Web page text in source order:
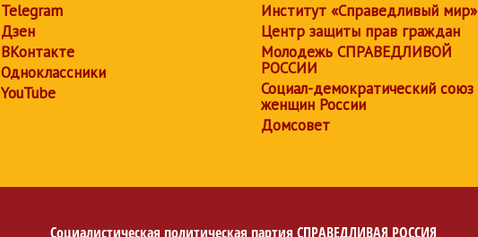
Telegram
Дзен
ВКонтакте
Одноклассники
YouTube
Институт «Справедливый мир»
Центр защиты прав граждан
Молодежь СПРАВЕДЛИВОЙ
РОССИИ
Социал-демократический союз
женщин России
Домсовет
Социалистическая политическая партия СПРАВЕДЛИВАЯ РОССИЯ